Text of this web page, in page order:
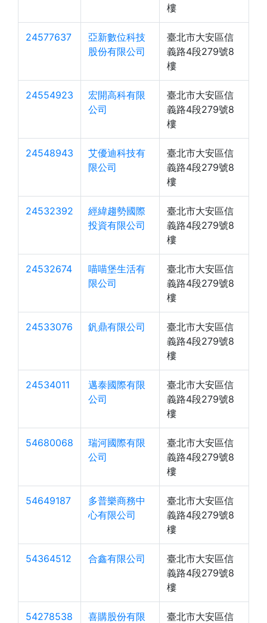
樓
24577637
亞新數位科技
股份有限公司
臺北市大安區信
義路4段279號8
樓
24554923
宏開高科有限
公司
臺北市大安區信
義路4段279號8
樓
24548943
艾優迪科技有
限公司
臺北市大安區信
義路4段279號8
樓
24532392
經緯趨勢國際
投資有限公司
臺北市大安區信
義路4段279號8
樓
24532674
喵喵堡生活有
限公司
臺北市大安區信
義路4段279號8
樓
24533076 釩鼎有限公司
臺北市大安區信
義路4段279號8
樓
24534011
邁泰國際有限
公司
臺北市大安區信
義路4段279號8
樓
54680068
瑞河國際有限
公司
臺北市大安區信
義路4段279號8
樓
54649187
多普樂商務中
心有限公司
臺北市大安區信
義路4段279號8
樓
54364512 合鑫有限公司
臺北市大安區信
義路4段279號8
樓
54278538 喜購股份有限 臺北市大安區信